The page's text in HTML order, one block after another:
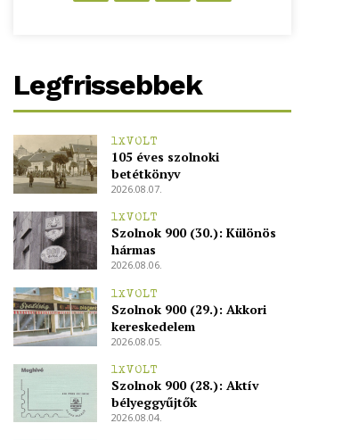
Legfrissebbek
1XVOLT
105 éves szolnoki
betétkönyv
2026.08.07.
1XVOLT
Szolnok 900 (30.): Különös
hármas
2026.08.06.
1XVOLT
Szolnok 900 (29.): Akkori
kereskedelem
2026.08.05.
1XVOLT
Szolnok 900 (28.): Aktív
bélyeggyűjtők
2026.08.04.